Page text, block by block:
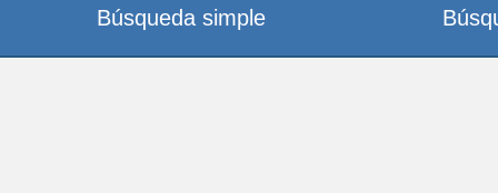
Búsqueda simple